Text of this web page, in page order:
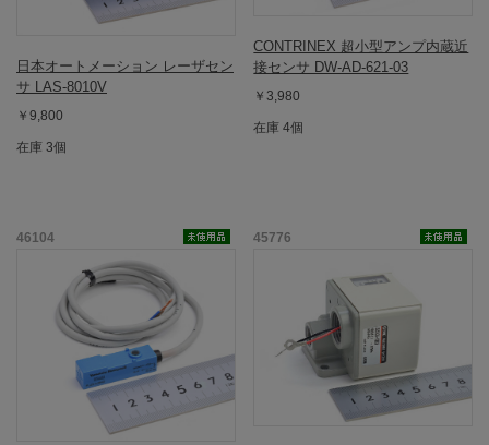
日本オートメーション レーザセン
サ LAS-8010V
￥9,800
在庫 3個
CONTRINEX 超小型アンプ内蔵近
接センサ DW-AD-621-03
￥3,980
在庫 4個
46104 45776